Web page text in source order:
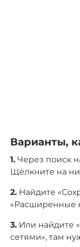
Варианты,
1. Через поиск
Щёлкните на
2. Найдите
«Расширенные
3. Или найдите
сетями», там